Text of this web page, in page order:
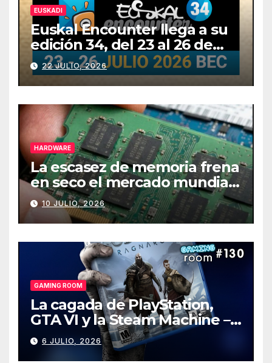
EUSKADI
Euskal Encounter llega a su
edición 34, del 23 al 26 de
julio
22 JULIO, 2026
HARDWARE
La escasez de memoria frena
en seco el mercado mundial
de PCs
10 JULIO, 2026
GAMING ROOM
La cagada de PlayStation,
GTA VI y la Steam Machine –
Gaming Room #130
6 JULIO, 2026